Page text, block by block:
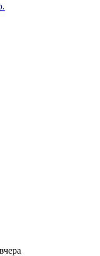
вчера